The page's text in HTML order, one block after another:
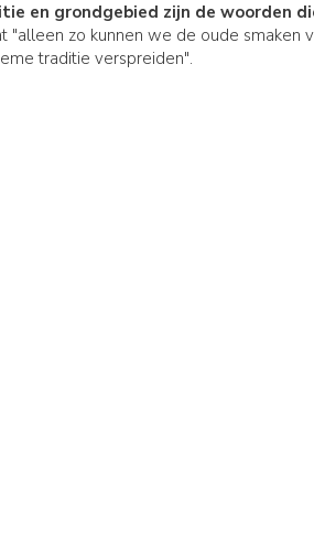
en grondgebied zijn de woorden
"alleen zo kunnen we de oude smaken
traditie verspreiden".